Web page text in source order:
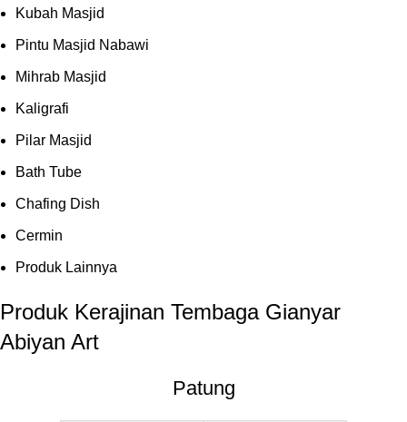
Kubah Masjid
Pintu Masjid Nabawi
Mihrab Masjid
Kaligrafi
Pilar Masjid
Bath Tube
Chafing Dish
Cermin
Produk Lainnya
Produk Kerajinan Tembaga Gianyar
Abiyan Art
Patung